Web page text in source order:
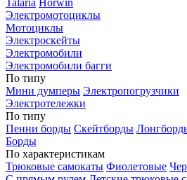
Talaria Horwin
Электромотоциклы
Мотоциклы
Электроскейты
Электромобили
Электромобили багги
По типу
Мини думперы Электропогрузчики
Электротележки
По типу
Пенни борды Скейтборды
Борды
По характеристикам
Трюковые самокаты Фиолетовые